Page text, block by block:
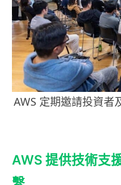
AWS 定期邀請投資者
AWS 提供技術支